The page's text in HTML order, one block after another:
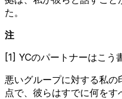
た。
注
[1] YCのパートナーはこう
悪いグループに対する私
点で、彼らはすでに何を